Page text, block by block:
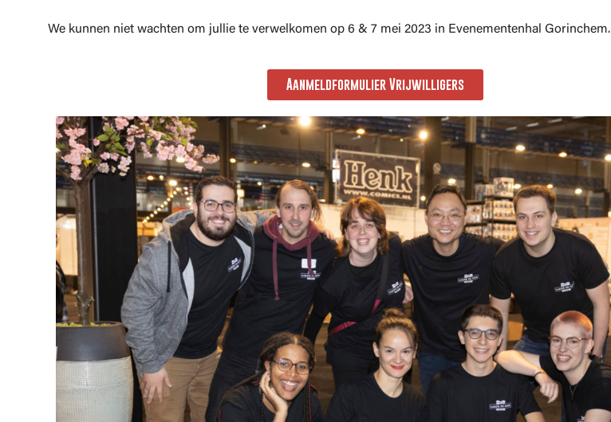
We kunnen niet wachten om jullie te verwelkomen op 6 & 7 mei 2023 in Evenementenhal Gorinchem.
Aanmeldformulier Vrijwilligers